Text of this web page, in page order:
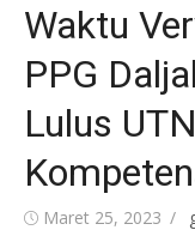
Waktu
PPG
Lulus
Posted
Maret 25, 2023